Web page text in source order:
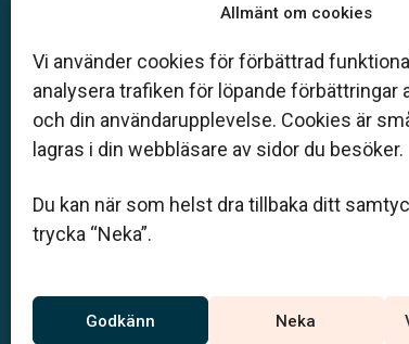
Allmänt om cookies
Vi använder cookies för förbättrad
analysera trafiken för löpande förbättringar
och din användarupplevelse. Cookies är
lagras i din webbläsare av sidor du besöker.
Du kan när som helst dra tillbaka ditt
trycka “Neka”.
Godkänn Neka
Vår begravningsbyrå är en del av
är auktoriserade inom Sveriges
förbund (SBF). Det personliga är
både när det gäller bemötande och
skräddarsydda personliga
Jourtelefon